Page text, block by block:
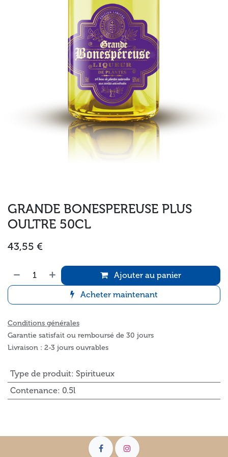
GRANDE BONESPEREUSE PLUS
OULTRE 50CL
43,55 €
Ajouter au panier
Acheter maintenant
Conditions générales
Garantie satisfait ou remboursé de 30 jours
Livraison : 2-3 jours ouvrables
Type de produit: Spiritueux
Contenance: 0.5l